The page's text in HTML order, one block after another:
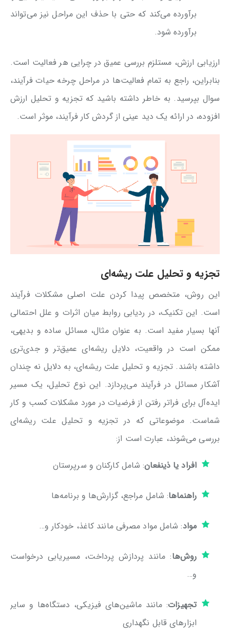
برآورده می‌کند که حتی با حذف این مراحل نیز می‌تواند
برآورده شود.
ارزیابی ارزش، مستلزم بررسی عمیق در چرایی هر فعالیت است.
بنابراین، راجع به تمام فعالیت‌ها در مراحل چرخه حیات فرآیند،
سوال بپرسید. به خاطر داشته باشید که تجزیه و تحلیل ارزش
افزوده، در ارائه یک دید عینی از گردش کار فرآیند، موثر است.
تجزیه و تحلیل علت ریشه‌ای
این روش، متخصص پیدا کردن علت اصلی مشکلات فرآیند
است. این تکنیک، در ردیابی روابط میان اثرات و علل احتمالی
آنها بسیار مفید است. به عنوان مثال، مسائل ساده و بدیهی،
ممکن است در واقعیت، دلایل ریشه‌ای عمیق‌تر و جدی‌تری
داشته باشند. تجزیه و تحلیل علت ریشه‌ای، به دلایل نه چندان
آشکار مسائل در فرآیند می‌پردازد. این نوع تحلیل، یک مسیر
ایده‌آل برای فراتر رفتن از فرضیات در مورد مشکلات کسب و کار
شماست. موضوعاتی که در تجزیه و تحلیل علت ریشه‌ای
بررسی می‌شوند، عبارت است از:
افراد یا ذینفعان: شامل کارکنان و سرپرستان
راهنماها: شامل مراجع، گزارش‌ها و برنامه‌ها
مواد: شامل مواد مصرفی مانند کاغذ، خودکار و…
روش‌ها: مانند پردازش پرداخت، مسیریابی درخواست
و…
تجهیزات: مانند ماشین‌های فیزیکی، دستگاه‌ها و سایر
ابزارهای قابل نگهداری